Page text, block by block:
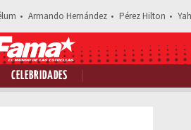
Armando Hernández Pérez Hilton
CELEBRIDADES
Comparte esta noticia